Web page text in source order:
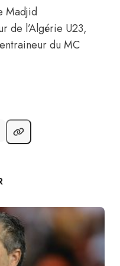
Madjid
de l’Algérie U23,
du MC